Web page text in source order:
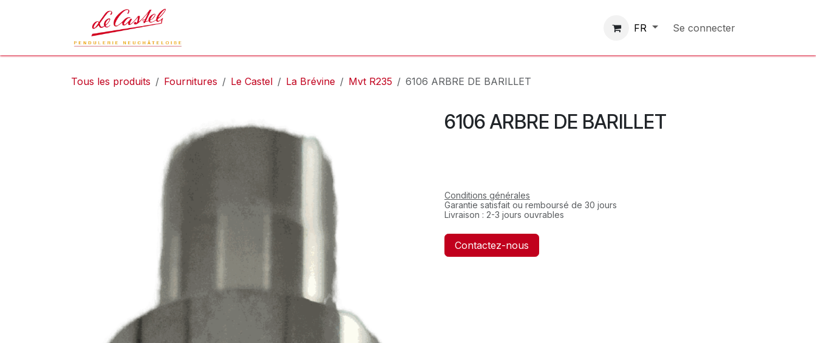
Contactez-nous FR Se connecter
Tous les produits Fournitures Le Castel La Brévine Mvt R235 6106 ARBRE DE BARILLET
6106 ARBRE DE BARILLET
Conditions générales
Garantie satisfait ou remboursé de 30 jours
Livraison : 2-3 jours ouvrables
Contactez-nous